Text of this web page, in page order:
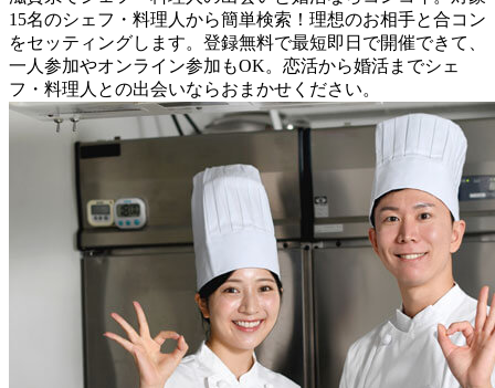
15名のシェフ・料理人から簡単検索！理想のお相手と合コン
をセッティングします。登録無料で最短即日で開催できて、
一人参加やオンライン参加もOK。恋活から婚活までシェ
フ・料理人との出会いならおまかせください。